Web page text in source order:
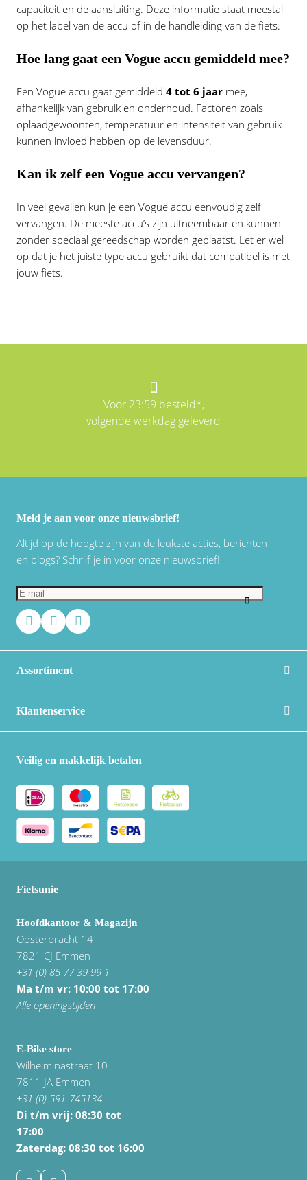
capaciteit en de aansluiting. Deze informatie staat meestal
op het label van de accu of in de handleiding van de fiets.
Hoe lang gaat een Vogue accu gemiddeld mee?
Een Vogue accu gaat gemiddeld 4 tot 6 jaar mee,
afhankelijk van gebruik en onderhoud. Factoren zoals
oplaadgewoonten, temperatuur en intensiteit van gebruik
kunnen invloed hebben op de levensduur.
Kan ik zelf een Vogue accu vervangen?
In veel gevallen kun je een Vogue accu eenvoudig zelf
vervangen. De meeste accu’s zijn uitneembaar en kunnen
zonder speciaal gereedschap worden geplaatst. Let er wel
op dat je het juiste type accu gebruikt dat compatibel is met
jouw fiets.
Voor 23:59 besteld*,
volgende werkdag geleverd
Meld je aan voor onze nieuwsbrief!
Altijd op de hoogte zijn van de leukste acties, berichten
en blogs? Schrijf je in voor onze nieuwsbrief!
Assortiment
Klantenservice
Veilig en makkelijk betalen
Fietsunie
Hoofdkantoor & Magazijn
Oosterbracht 14
7821 CJ Emmen
+31 (0) 85 77 39 99 1
Ma t/m vr: 10:00 tot 17:00
Alle openingstijden
E-Bike store
Wilhelminastraat 10
7811 JA Emmen
+31 (0) 591-745134
Di t/m vrij: 08:30 tot
17:00
Zaterdag: 08:30 tot 16:00